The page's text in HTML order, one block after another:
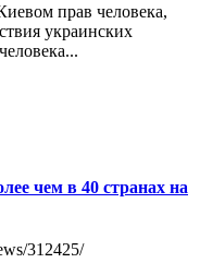
прав человека,
украинских
чем в 40 странах на
312425/